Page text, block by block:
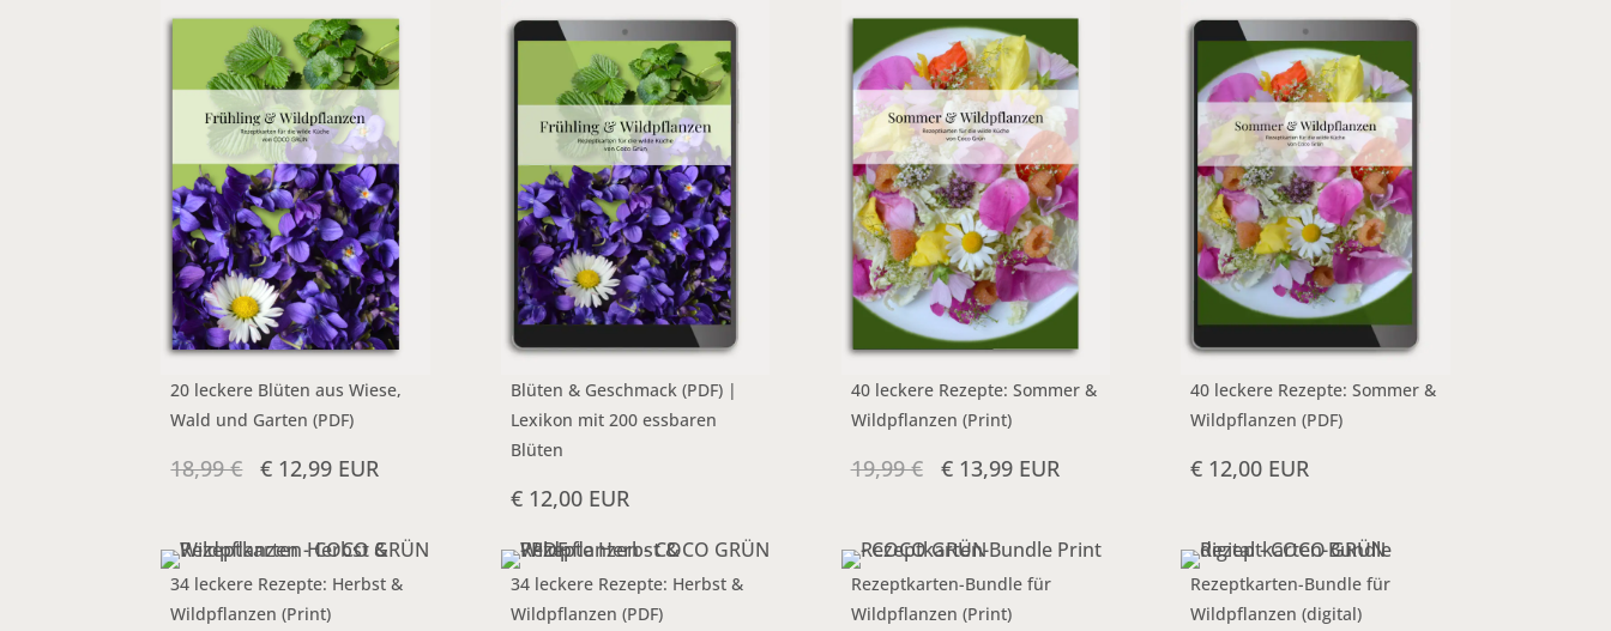
20 leckere Blüten aus Wiese,
Wald und Garten (PDF)
18,99 €€ 12,99 EUR
Blüten & Geschmack (PDF) |
Lexikon mit 200 essbaren
Blüten
€ 12,00 EUR
40 leckere Rezepte: Sommer &
Wildpflanzen (Print)
19,99 €€ 13,99 EUR
40 leckere Rezepte: Sommer &
Wildpflanzen (PDF)
€ 12,00 EUR
34 leckere Rezepte: Herbst &
Wildpflanzen (Print)
34 leckere Rezepte: Herbst &
Wildpflanzen (PDF)
Rezeptkarten-Bundle für
Wildpflanzen (Print)
Rezeptkarten-Bundle für
Wildpflanzen (digital)